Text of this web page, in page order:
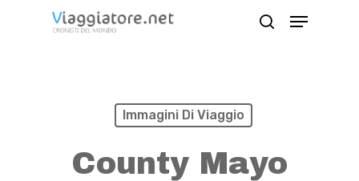
Menu
Immagini Di Viaggio
County Mayo